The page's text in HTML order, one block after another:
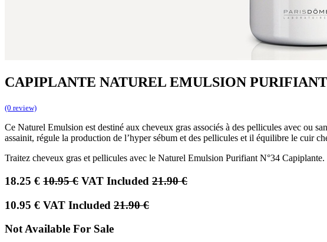
CAPIPLANTE NATUREL EMULSION PURIFIANT
(0 review)
Ce Naturel Emulsion est destiné aux cheveux gras associés à des pellicules avec ou
assainit, régule la production de l’hyper sébum et des pellicules et il équilibre le cuir
Traitez cheveux gras et pellicules avec le Naturel Emulsion Purifiant N°34
18.25 € 10.95€ VAT Included 21.90€
10.95 € VAT Included 21.90€
Not Available For Sale